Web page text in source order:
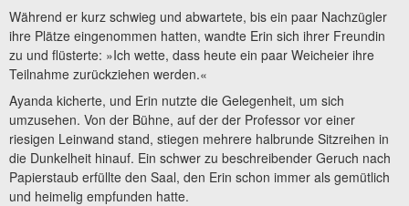
Während er kurz schwieg und abwartete, bis ein paar Nachzügler
ihre Plätze eingenommen hatten, wandte Erin sich ihrer Freundin
zu und flüsterte: »Ich wette, dass heute ein paar Weicheier ihre
Teilnahme zurückziehen werden.«
Ayanda kicherte, und Erin nutzte die Gelegenheit, um sich
umzusehen. Von der Bühne, auf der der Professor vor einer
riesigen Leinwand stand, stiegen mehrere halbrunde Sitzreihen in
die Dunkelheit hinauf. Ein schwer zu beschreibender Geruch nach
Papierstaub erfüllte den Saal, den Erin schon immer als gemütlich
und heimelig empfunden hatte.